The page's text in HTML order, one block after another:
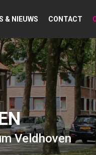
& NIEUWS CONTACT
Veldhoven